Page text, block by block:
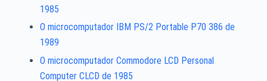
1985
O microcomputador IBM PS/2 Portable P70 386 de
1989
O microcomputador Commodore LCD Personal
Computer CLCD de 1985